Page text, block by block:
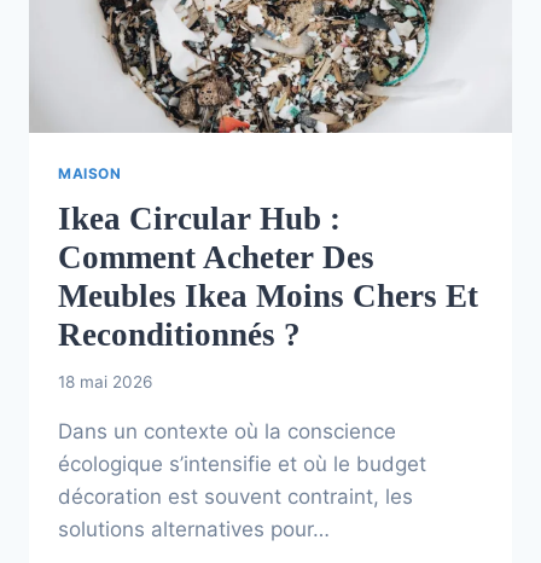
MAISON
Ikea Circular Hub :
Comment Acheter Des
Meubles Ikea Moins Chers Et
Reconditionnés ?
18 mai 2026
Dans un contexte où la conscience
écologique s’intensifie et où le budget
décoration est souvent contraint, les
solutions alternatives pour…